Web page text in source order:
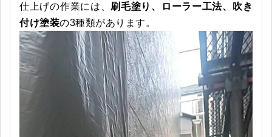
仕上げの作業には、 刷毛塗り、ローラー工法、吹き
付け塗装の3種類があります。